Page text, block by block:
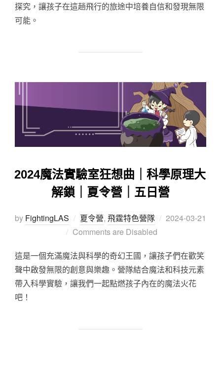
探究，讓孩子在這趟飛行的旅途中培養自信和發現無限
可能。
2024魔法實驗室狂想曲｜科學原理大
解鎖｜夏令營｜五日營
by FightingLAS 夏令營, 飛霆特色營隊
2024-03-21
Comments are Disabled
這是一個充滿魔法與科學的奇幻王國，讓孩子們在歡笑
聲中啟發無限的創意與樂趣。營隊結合魔法和科技元素
帶入科學實驗，讓我們一起點燃孩子內在的魔法火花
吧！